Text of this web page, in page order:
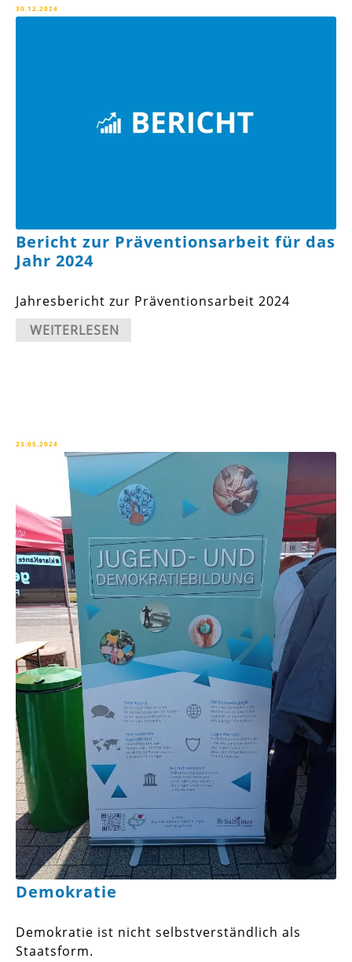
30.12.2024
Bericht zur Präventionsarbeit für das
Jahr 2024
Jahresbericht zur Präventionsarbeit 2024
WEITERLESEN
23.05.2024
Demokratie
Demokratie ist nicht selbstverständlich als
Staatsform.